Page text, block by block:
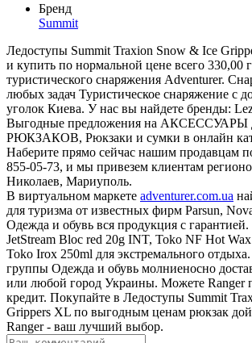
Бренд
Summit
Ледоступы Summit Traxion Snow & Ice
и купить по нормальной цене всего 330,00
туристического снаряжения Adventurer.
любых задач Туристическое снаряжение с
уголок Киева. У нас вы найдете бренды:
Выгодные предложения на
РЮКЗАКОВ, Рюкзаки и сумки в онлайн
Наберите прямо сейчас нашим продавцам
855-05-73, и мы привезем клиентам
Николаев, Мариуполь.
В виртуальном маркете adventurer.com.ua
для туризма от известных фирм Parsun,
Одежда и обувь вся продукция с
JetStream Bloc red 20g INT, Toko NF Hot
Toko Irox 250ml для экстремального
группы Одежда и обувь молниеносно
или любой город Украины. Можете Ranger
кредит. Покупайте в Ледоступы Summit
Grippers XL по выгодным ценам рюкзак
Ranger - ваш лучший выбор.